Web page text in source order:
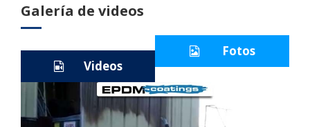
POR
QUÉ
BUTÍLICO?
Usos
Galería de videos
Fotos
Videos